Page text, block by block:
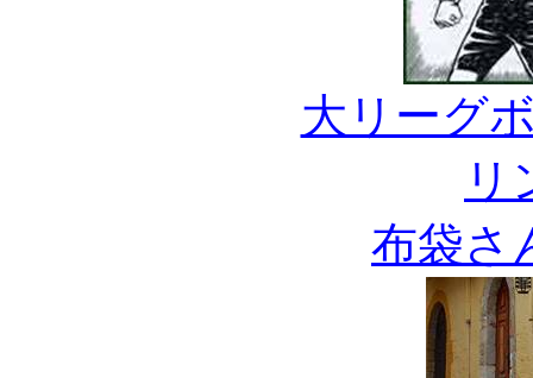
大リーグ
リ
布袋さ